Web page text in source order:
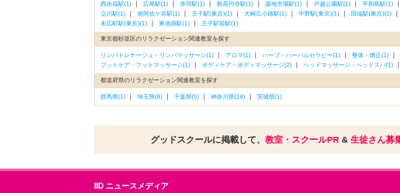
西永福駅(1)
広尾駅(1) 赤羽駅(1) 新高円寺駅(1) 築地市場駅(1) 戸越公園駅(1) 平和島駅(1)
立川駅(1)
南阿佐ケ谷駅(1) 王子駅(東京)(1) 大崎広小路駅(1) 中野駅(東京)(1) 田端駅(東京)(1)
末広町駅(東京)(1)
東池袋駅(1) 王子駅前駅(1)
東京都杉並区のリラクゼーション関連教室を探す
リンパドレナージュ・リンパマッサージ(1) アロマ(1) ハーブ・ハーバルセラピー(1) 整体・矯正(1)
フットケア・フットマッサージ(1)
ボディケア・ボディマッサージ(2) ヘッドマッサージ・ヘッドスパ(1)
都道府県のリラクゼーション関連教室を探す
群馬県(1) 埼玉県(8) 千葉県(5) 神奈川県(14) 茨城県(1)
グッドスクールに掲載して、 教室・スクールPR& 生徒さん募
IID ニュースメディア